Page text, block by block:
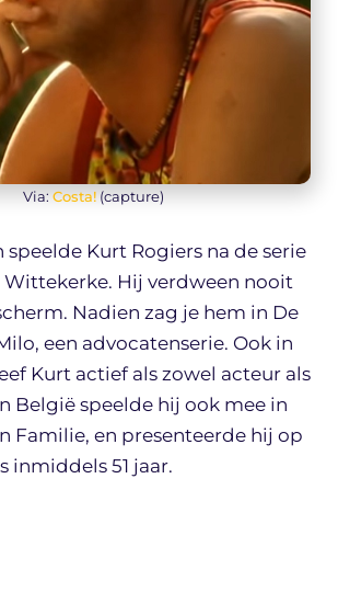
Via: Costa!(capture)
speelde Kurt Rogiers na de serie
Wittekerke. Hij verdween nooit
Nadien zag je hem in De
een advocatenserie. Ook in
Kurt actief als zowel acteur als
België speelde hij ook mee in
Familie, en presenteerde hij op
inmiddels 51 jaar.